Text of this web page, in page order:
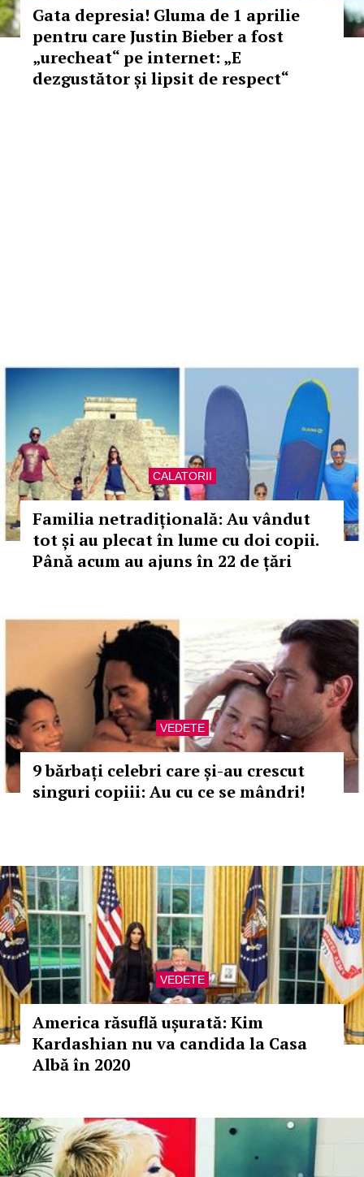
Gata depresia! Gluma de 1 aprilie
pentru care Justin Bieber a fost
„urecheat“ pe internet: „E
dezgustător și lipsit de respect“
CALATORII
Familia netradițională: Au vândut
tot și au plecat în lume cu doi copii.
Până acum au ajuns în 22 de țări
VEDETE
9 bărbați celebri care și-au crescut
singuri copiii: Au cu ce se mândri!
VEDETE
America răsuflă ușurată: Kim
Kardashian nu va candida la Casa
Albă în 2020